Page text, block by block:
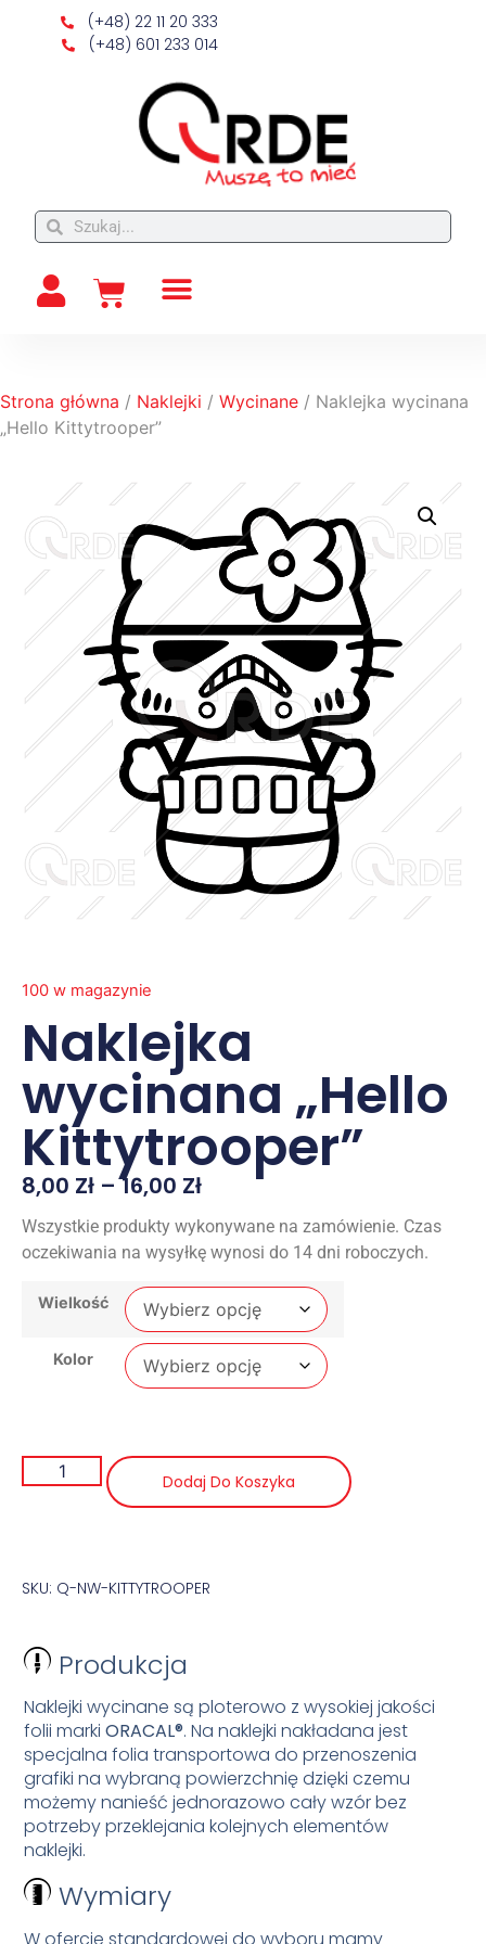
(+48) 22 11 20 333
(+48) 601 233 014
Strona główna / Naklejki / Wycinane / Naklejka wycinana
„Hello Kittytrooper”
100 w magazynie
Naklejka
wycinana „Hello
Kittytrooper”
8,00 Zł – 16,00 Zł
Wszystkie produkty wykonywane na zamówienie. Czas
oczekiwania na wysyłkę wynosi do 14 dni roboczych.
Wielkość
Kolor
Dodaj Do Koszyka
SKU: Q-NW-KITTYTROOPER
Produkcja
Naklejki wycinane są ploterowo z wysokiej jakości
folii markiORACAL®. Na naklejki nakładana jest
specjalna folia transportowa do przenoszenia
grafiki na wybraną powierzchnię dzięki czemu
możemy nanieść jednorazowo cały wzór bez
potrzeby przeklejania kolejnych elementów
naklejki.
Wymiary
W ofercie standardowej do wyboru mamy